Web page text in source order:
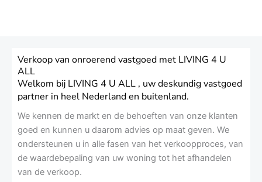
Verkoop van onroerend vastgoed met LIVING 4 U
ALL
Welkom bij LIVING 4 U ALL , uw deskundig vastgoed
partner in heel Nederland en buitenland.
We kennen de markt en de behoeften van onze klanten
goed en kunnen u daarom advies op maat geven. We
ondersteunen u in alle fasen van het verkoopproces, van
de waardebepaling van uw woning tot het afhandelen
van de verkoop.